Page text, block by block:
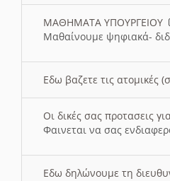
ΜΑΘΗΜΑΤΑ ΥΠΟΥΡΓΕΙΟΥ
Μαθαίνουμε ψηφιακά-
Εδω βαζετε τις ατομικές
Οι δικές σας προτασεις
Φαινεται να σας
Εδω δηλώνουμε τη